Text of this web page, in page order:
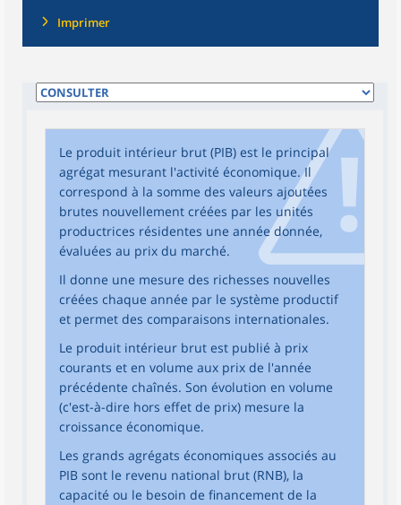
Imprimer
Le produit intérieur brut (PIB) est le principal
agrégat mesurant l'activité économique. Il
correspond à la somme des valeurs ajoutées
brutes nouvellement créées par les unités
productrices résidentes une année donnée,
évaluées au prix du marché.
Il donne une mesure des richesses nouvelles
créées chaque année par le système productif
et permet des comparaisons internationales.
Le produit intérieur brut est publié à prix
courants et en volume aux prix de l'année
précédente chaînés. Son évolution en volume
(c'est-à-dire hors effet de prix) mesure la
croissance économique.
Les grands agrégats économiques associés au
PIB sont le revenu national brut (RNB), la
capacité ou le besoin de financement de la